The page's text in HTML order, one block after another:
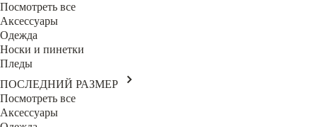
Посмотреть все
Аксессуары
Одежда
Носки и пинетки
Пледы
ПОСЛЕДНИЙ РАЗМЕР
Посмотреть все
Аксессуары